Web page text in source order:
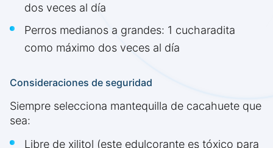
dos veces al día
Perros medianos a grandes: 1 cucharadita
como máximo dos veces al día
Consideraciones de seguridad
Siempre selecciona mantequilla de cacahuete que
sea:
Libre de xilitol (este edulcorante es tóxico para